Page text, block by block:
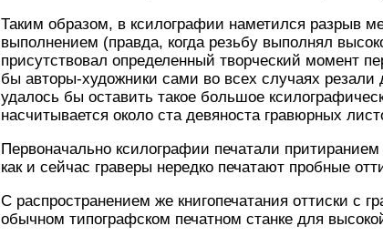
Таким образом, в ксилографии наметился разрыв
выполнением (правда, когда резьбу выполнял
присутствовал определенный творческий момент
бы авторы-художники сами во всех случаях
удалось бы оставить такое большое
насчитывается около ста девяноста гравюрных
Первоначально ксилографии печатали
как и сейчас граверы нередко печатают пробные
С распространением же книгопечатания оттиски с
обычном типографском печатном станке для